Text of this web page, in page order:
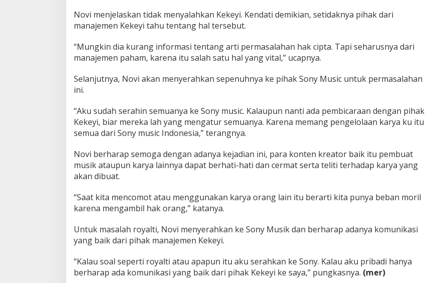
Novi menjelaskan tidak menyalahkan Kekeyi. Kendati demikian, setidaknya pihak dari
manajemen Kekeyi tahu tentang hal tersebut.
“Mungkin dia kurang informasi tentang arti permasalahan hak cipta. Tapi seharusnya dari
manajemen paham, karena itu salah satu hal yang vital,” ucapnya.
Selanjutnya, Novi akan menyerahkan sepenuhnya ke pihak Sony Music untuk permasalahan
ini.
“Aku sudah serahin semuanya ke Sony music. Kalaupun nanti ada pembicaraan dengan pihak
Kekeyi, biar mereka lah yang mengatur semuanya. Karena memang pengelolaan karya ku itu
semua dari Sony music Indonesia,” terangnya.
Novi berharap semoga dengan adanya kejadian ini, para konten kreator baik itu pembuat
musik ataupun karya lainnya dapat berhati-hati dan cermat serta teliti terhadap karya yang
akan dibuat.
“Saat kita mencomot atau menggunakan karya orang lain itu berarti kita punya beban moril
karena mengambil hak orang,” katanya.
Untuk masalah royalti, Novi menyerahkan ke Sony Musik dan berharap adanya komunikasi
yang baik dari pihak manajemen Kekeyi.
“Kalau soal seperti royalti atau apapun itu aku serahkan ke Sony. Kalau aku pribadi hanya
berharap ada komunikasi yang baik dari pihak Kekeyi ke saya,” pungkasnya. (mer)